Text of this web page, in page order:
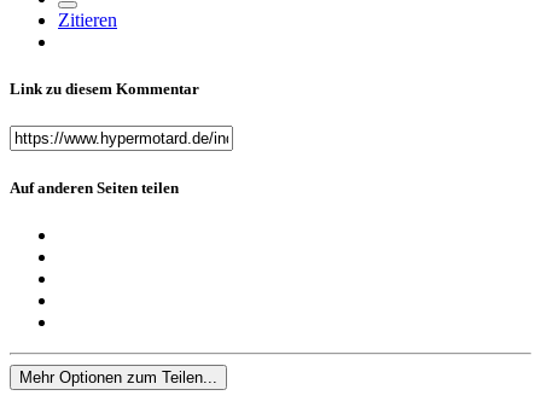
Zitieren
Link zu diesem Kommentar
Auf anderen Seiten teilen
Mehr Optionen zum Teilen...